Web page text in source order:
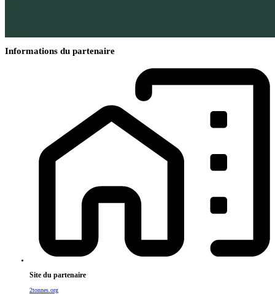
Informations du partenaire
Site du partenaire
2tonnes.org